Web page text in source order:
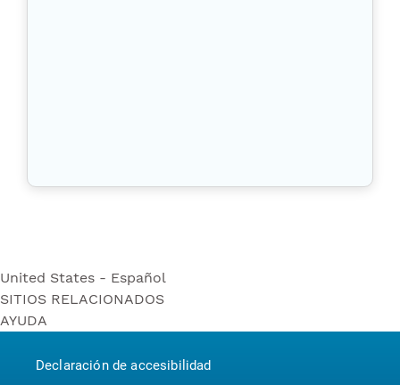
United States - Español
United States - Español
United States - English
Canada - Français
SITIOS RELACIONADOS
Bounty
P&G BrandSaver
AYUDA
Declaración de accesibilidad